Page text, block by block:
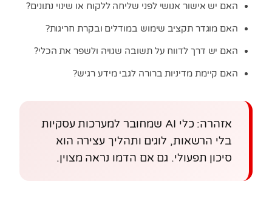
האם יש אישור אנושי לפני שליחה ללקוח או שינוי נתונים?
האם מוגדר תקציב שימוש במודלים ובקרת חריגות?
האם יש דרך לדווח על תשובה שגויה ולשפר את הכלי?
האם קיימת מדיניות ברורה לגבי מידע רגיש?
אזהרה: כלי AI שמחובר למערכות עסקיות
בלי הרשאות, לוגים ותהליך עצירה הוא
סיכון תפעולי. גם אם הדמו נראה מצוין.